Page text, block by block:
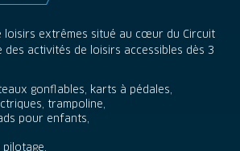
loisirs extrêmes situé au cœur du Circuit
des activités de loisirs accessibles dès 3
gonflables, karts à pédales,
trampoline,
pour enfants,
pilotage,